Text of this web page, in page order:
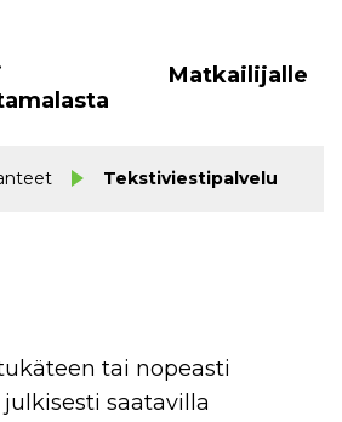
Matkailijalle
Tekstiviestipalvelu
tai nopeasti
saatavilla